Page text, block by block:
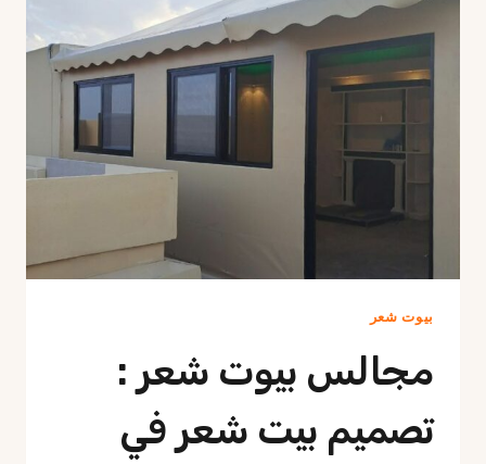
مجالس
في
بيوت شعر
مجالس بيوت شعر :
تصميم بيت شعر في